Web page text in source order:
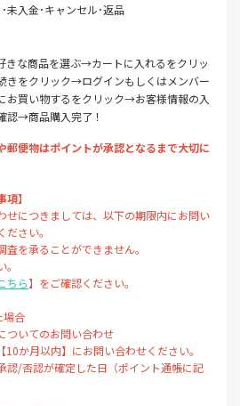
未入金･キャンセル･返品
きな商品を選ぶ→カートに入れるをクリッ
きをクリック→ログインもしくはメンバー
お買い物するをクリック→お客様情報の入
→商品購入完了！
便物はポイントが承認となるまで大切に
】
せにつきましては、以下の期限内にお問い
さい。
を承ることができません。
ちら】をご確認ください。
場合
ついてのお問い合わせ
か月以内】にお問い合わせください。
/否認が確定した日（ポイント通帳に記